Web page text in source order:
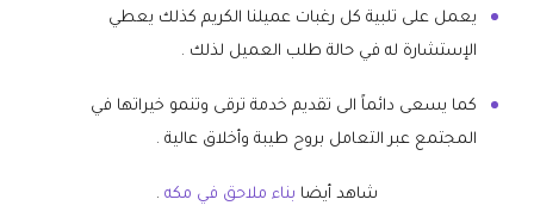
يعمل على تلبية كل رغبات عميلنا الكريم كذلك يعطي
الإستشارة له في حالة طلب العميل لذلك .
كما يسعى دائماً الى تقديم خدمة ترقى وتنمو خيراتها في
المجتمع عبر التعامل بروح طيبة وأخلاق عالية .
شاهد أيضا بناء ملاحق في مكه .